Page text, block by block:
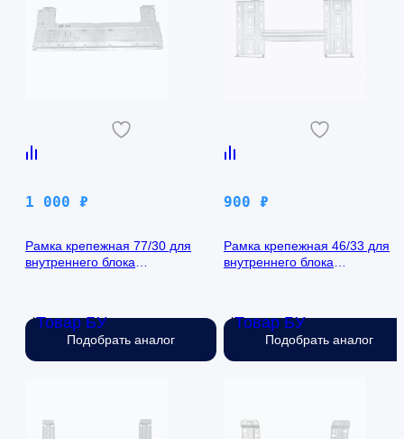
Товар БУ
1 000 ₽
Рамка крепежная 77/30 для
внутреннего блока
Нет в наличии
Подобрать аналог
Товар БУ
900 ₽
Рамка крепежная 46/33 для
внутреннего блока
Нет в наличии
Подобрать аналог